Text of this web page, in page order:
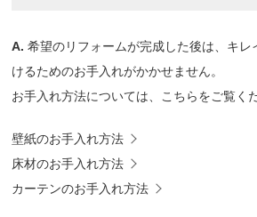
A.希望のリフォームが完成した後は、キレ
けるためのお手入れがかかせません。
お手入れ方法については、こちらをご覧く
壁紙のお手入れ方法
床材のお手入れ方法
カーテンのお手入れ方法